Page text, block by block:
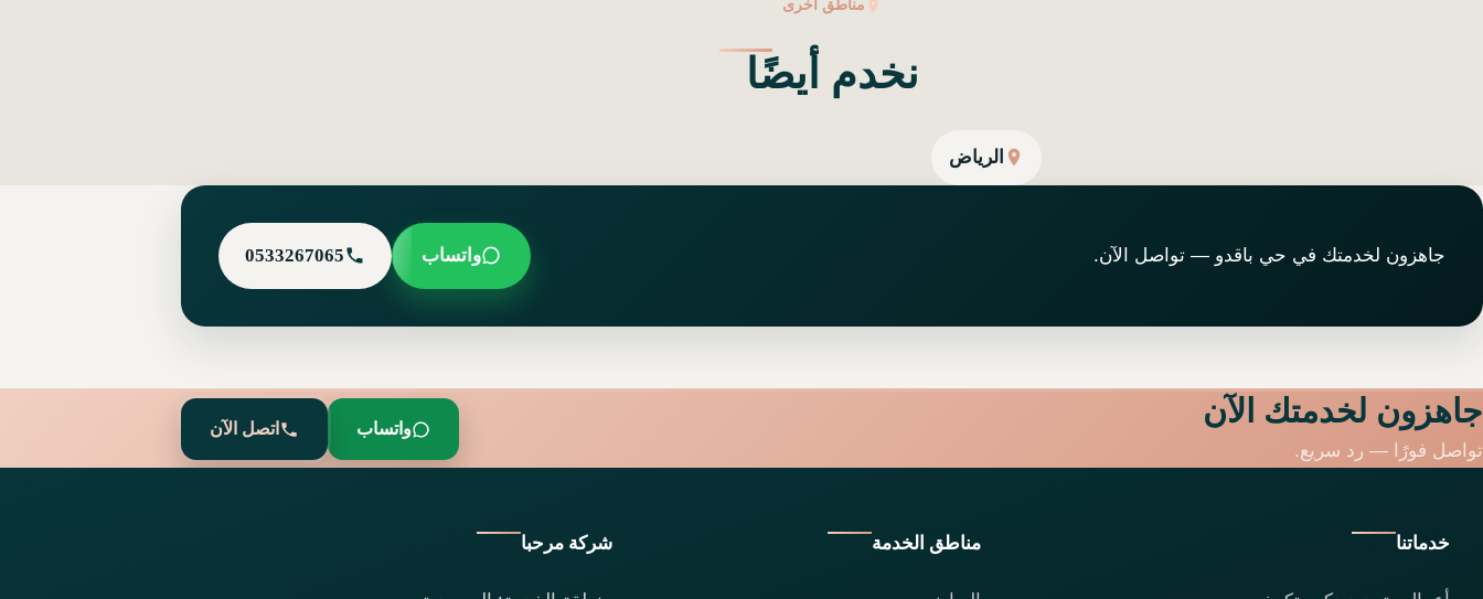
مناطق أخرى
نخدم أيضًا
الرياض
جاهزون لخدمتك في حي باقدو — تواصل الآن. واتساب 0533267065
جاهزون لخدمتك الآن
تواصل فورًا — رد سريع.
واتساب اتصل الآن
خدماتنا مناطق الخدمة شركة مرحبا